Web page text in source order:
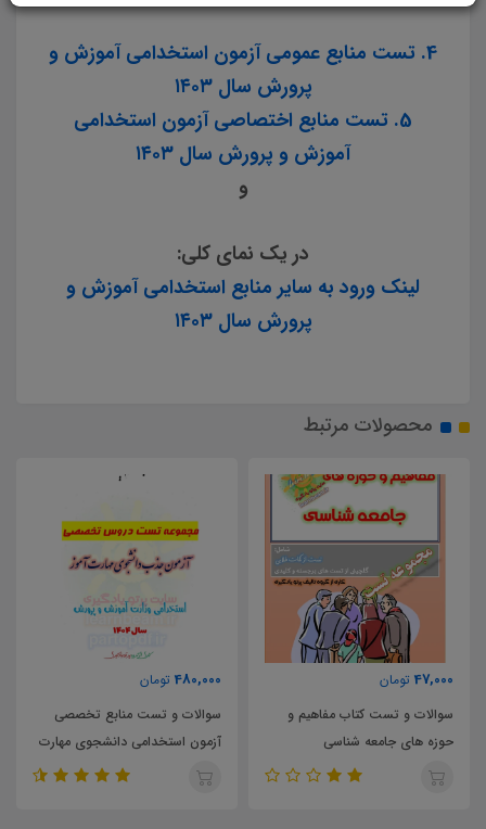
4. تست منابع عمومی آزمون استخدامی آموزش و
پرورش سال ۱۴۰۳
5. تست منابع اختصاصی آزمون استخدامی
آموزش و پرورش سال ۱۴۰۳
و
در یک نمای کلی:
لینک ورود به سایر منابع استخدامی آموزش و
پرورش سال ۱۴۰۳
محصولات مرتبط
47,000 تومان
سوالات و تست کتاب مفاهیم و
حوزه های جامعه شناسی
480,000 تومان
سوالات و تست منابع تخصصی
آزمون استخدامی دانشجوی مهارت
آموز وزارت آموزش و پرورش